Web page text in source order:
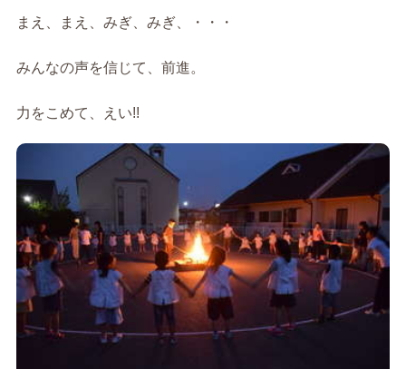
まえ、まえ、みぎ、みぎ、・・・
みんなの声を信じて、前進。
力をこめて、えい!!